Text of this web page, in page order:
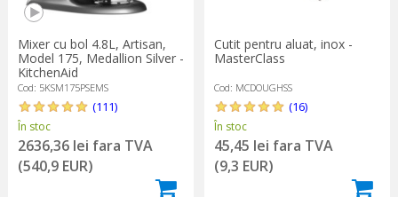
Mixer cu bol 4.8L, Artisan,
Model 175, Medallion Silver -
KitchenAid
Cod: 5KSM175PSEMS
(111)
În stoc
2636,36 lei fara TVA
(540,9 EUR)
Cutit pentru aluat, inox -
MasterClass
Cod: MCDOUGHSS
(16)
În stoc
45,45 lei fara TVA
(9,3 EUR)